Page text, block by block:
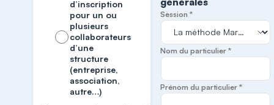
d’inscription
pour un ou
plusieurs
collaborateurs
d’une
structure
(entreprise,
association,
autre…)
Session *
Nom du particulier *
Prénom du particulier *